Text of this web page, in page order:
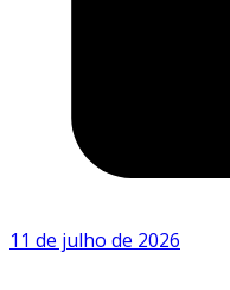
11 de julho de 2026